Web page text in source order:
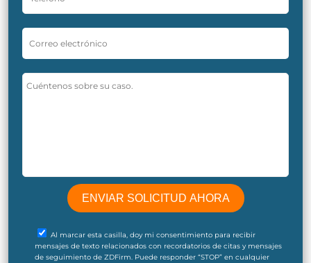
Al marcar esta casilla, doy mi consentimiento para recibir
mensajes de texto relacionados con recordatorios de citas y mensajes
de seguimiento de ZDFirm. Puede responder “STOP” en cualquier